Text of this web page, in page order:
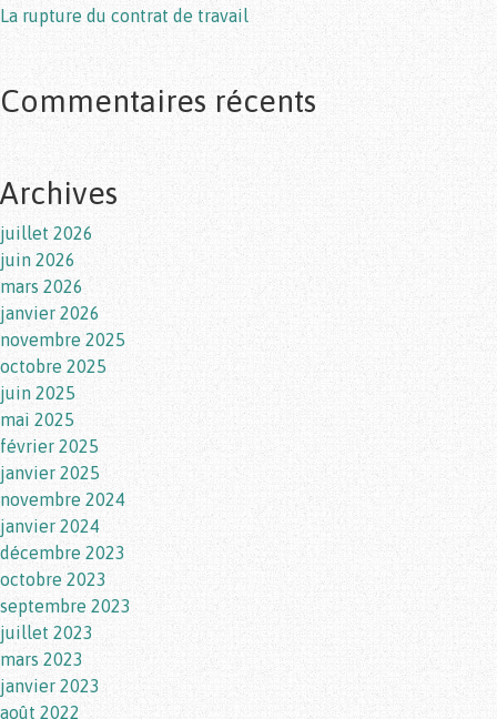
La rupture du contrat de travail
Commentaires récents
Archives
juillet 2026
juin 2026
mars 2026
janvier 2026
novembre 2025
octobre 2025
juin 2025
mai 2025
février 2025
janvier 2025
novembre 2024
janvier 2024
décembre 2023
octobre 2023
septembre 2023
juillet 2023
mars 2023
janvier 2023
août 2022